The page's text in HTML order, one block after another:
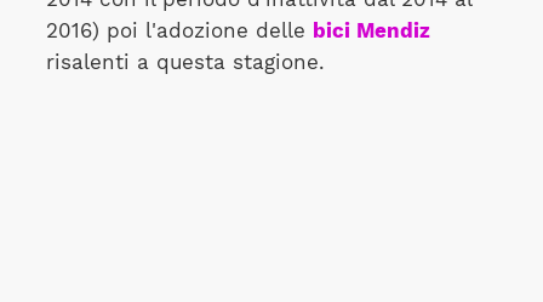
2016) poi l'adozione delle bici Mendiz
risalenti a questa stagione.